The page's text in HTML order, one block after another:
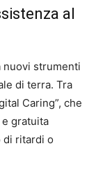
al
nuovi strumenti
di terra. Tra
Caring”, che
gratuita
di ritardi o